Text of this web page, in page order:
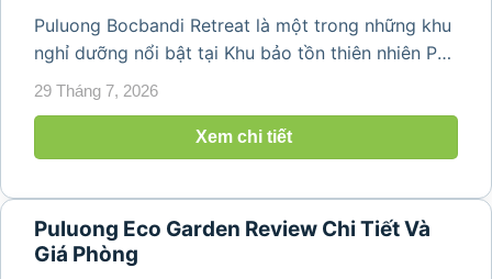
Puluong Bocbandi Retreat là một trong những khu
nghỉ dưỡng nổi bật tại Khu bảo tồn thiên nhiên Pù
Luông, thu hút du khách bởi không gian yên bình,
hướng thung lũng, ruộng bậc thang...
29 Tháng 7, 2026
Xem chi tiết
Puluong Eco Garden Review Chi Tiết Và
Giá Phòng